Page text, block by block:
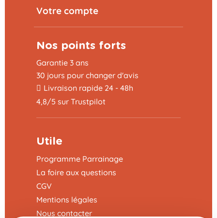
Votre compte
Nos points forts
Garantie 3 ans
30 jours pour changer d'avis
Livraison rapide 24 - 48h
4,8/5 sur Trustpilot
Utile
Programme Parrainage
La foire aux questions
CGV
Mentions légales
Nous contacter